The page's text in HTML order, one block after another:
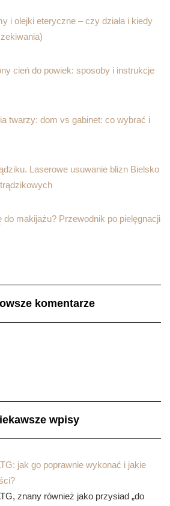
i olejki eteryczne – czy działa i kiedy
cień do powiek: sposoby i instrukcje
twarzy: dom vs gabinet: co wybrać i
Laserowe usuwanie blizn Bielsko
makijażu? Przewodnik po pielęgnacji
komentarze
wpisy
jak go poprawnie wykonać i jakie
znany również jako przysiad „do